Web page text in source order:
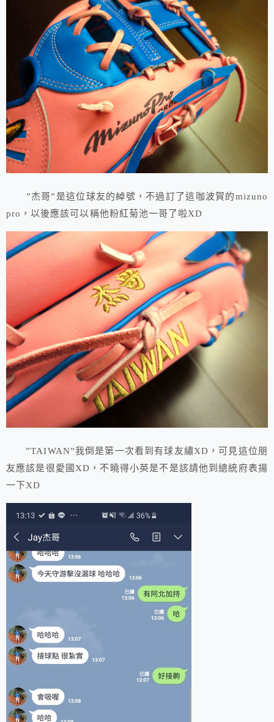
”杰哥”是這位球友的綽號，不過訂了這咖波賀的mizuno
pro，以後應該可以稱他粉紅菊池一哥了啦XD
”TAIWAN”我倒是第一次看到有球友繡XD，可見這位朋
友應該是很愛國XD，不曉得小英是不是該請他到總統府表揚
一下XD